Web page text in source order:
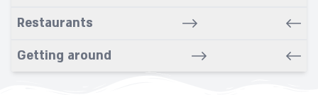
Bathrobe
Bathroom
Beach nearby
Restaurants
Getting around